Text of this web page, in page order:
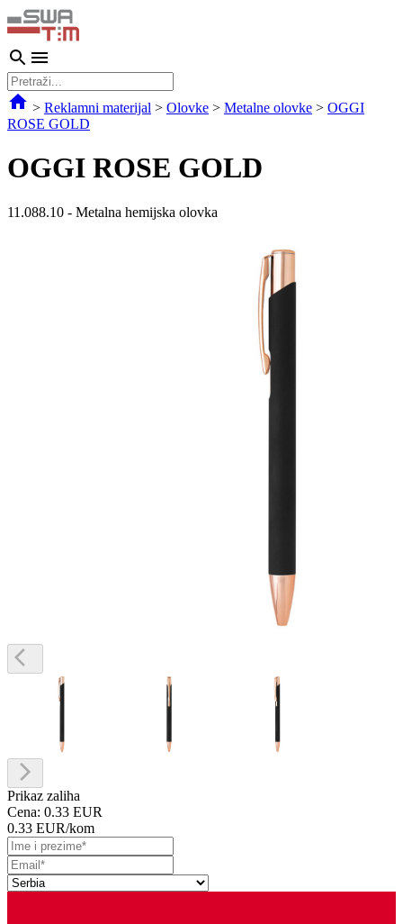
> Reklamni materijal > Olovke > Metalne olovke > OGGI
ROSE GOLD
OGGI ROSE GOLD
11.088.10 - Metalna hemijska olovka
Prikaz zaliha
Cena: 0.33 EUR
0.33 EUR/kom